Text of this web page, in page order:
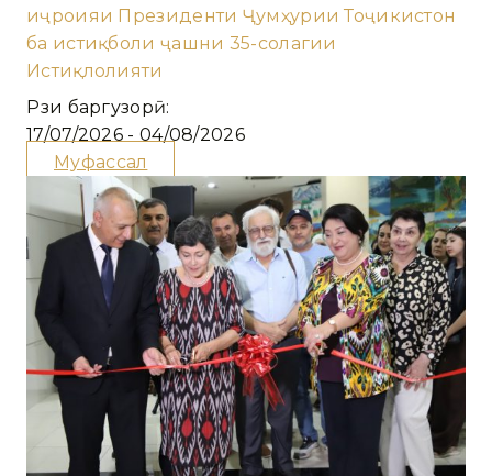
иҷроияи Президенти Ҷумҳурии Тоҷикистон
ба истиқболи ҷашни 35-солагии
Истиқлолияти
Рӯзи баргузорӣ:
17/07/2026 - 04/08/2026
Муфассал